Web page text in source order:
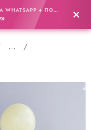
0
...
ПОЛУЧИТЕ ПОДБОРКУ ШАРОВ НА WHATSAPP + ПОДАРОК